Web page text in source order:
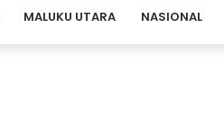
MALUKU UTARA NASIONAL